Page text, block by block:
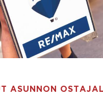
ASUNNON